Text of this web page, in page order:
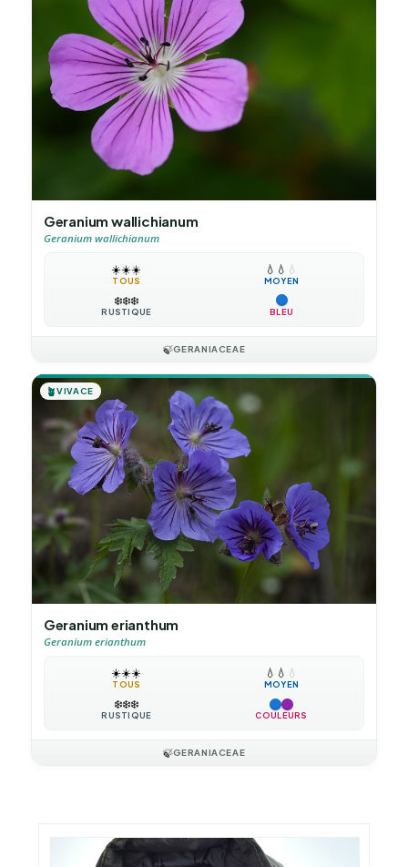
Geranium wallichianum
Geranium wallichianum
☀️☀️☀️
TOUS
💧 💧 💧
MOYEN
❄️❄️❄️
RUSTIQUE BLEU
🍃GERANIACEAE
🪴VIVACE
Geranium erianthum
Geranium erianthum
☀️☀️☀️
TOUS
💧 💧 💧
MOYEN
❄️❄️❄️
RUSTIQUE COULEURS
🍃GERANIACEAE